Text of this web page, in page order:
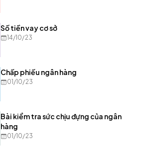
Số tiền vay cơ sở
14/10/23
Chấp phiếu ngân hàng
01/10/23
Bài kiểm tra sức chịu đựng của ngân
hàng
01/10/23